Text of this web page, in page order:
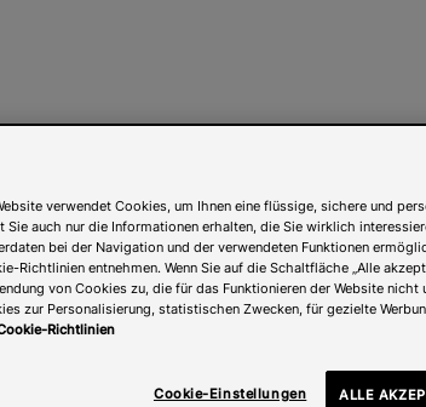
verwendet Cookies, um Ihnen eine flüssige, sichere und
Sie auch nur die Informationen erhalten, die Sie wirklich
bei der Navigation und der verwendeten Funktionen
Richtlinien entnehmen. Wenn Sie auf die Schaltfläche „Alle
von Cookies zu, die für das Funktionieren der Website
zur Personalisierung, statistischen Zwecken, für gezielte
Richtlinien
Cookie-Einstellungen ALLE